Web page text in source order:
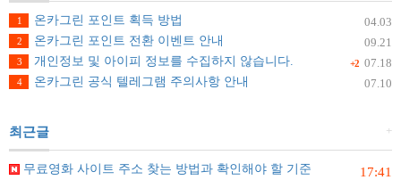
04.03
1
온카그린 포인트 획득 방법
09.21
2 온카그린 포인트 전환 이벤트 안내
+2 07.18
3
개인정보 및 아이피 정보를 수집하지 않습니다.
07.10
4 온카그린 공식 텔레그램 주의사항 안내
+
최근글
17:41
무료영화 사이트 주소 찾는 방법과 확인해야 할 기준